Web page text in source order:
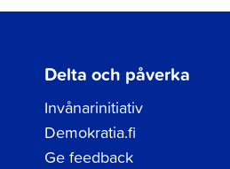
Delta och påverka
Invånarinitiativ
Demokratia.fi
Ge feedback